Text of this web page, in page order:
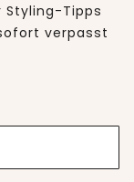
Styling-Tipps
verpasst